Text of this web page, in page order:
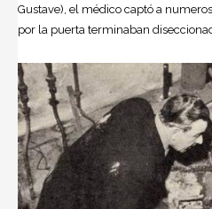
Gustave), el médico captó a
por la puerta terminaban